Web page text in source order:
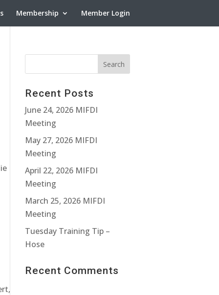
Membership Member Login
Recent Posts
June 24, 2026 MIFDI
Meeting
May 27, 2026 MIFDI
Meeting
April 22, 2026 MIFDI
Meeting
March 25, 2026 MIFDI
Meeting
Tuesday Training Tip –
Hose
Recent Comments